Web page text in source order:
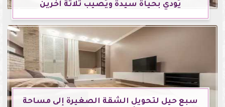
يُودي بحياة سيدة ويُصيب ثلاثة آخرين
سبع حيل لتحويل الشقة الصغيرة إلى مساحة